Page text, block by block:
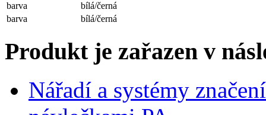
barva
bílá/černá
barva
bílá/černá
Produkt je zařazen v
Nářadí a systémy značení